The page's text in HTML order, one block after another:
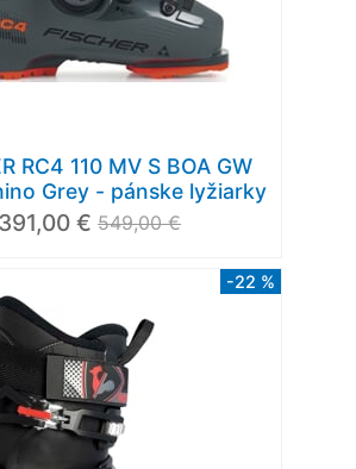
RC4 110 MV S BOA GW
Grey - pánske lyžiarky
391,00 € 549,00 €
-22 %